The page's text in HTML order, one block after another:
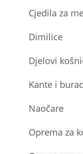
Cjedila za
Dimilice
Djelovi
Kante i
Naočare
Oprema za